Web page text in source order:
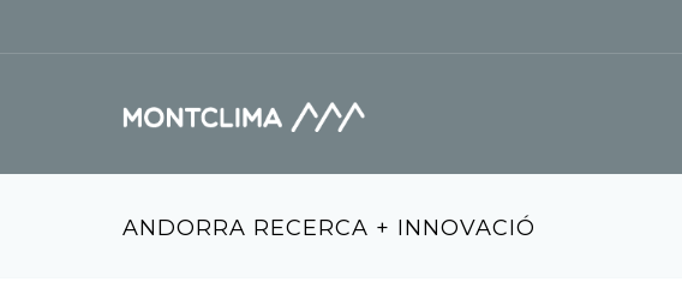
ANDORRA RECERCA + INNOVACIÓ